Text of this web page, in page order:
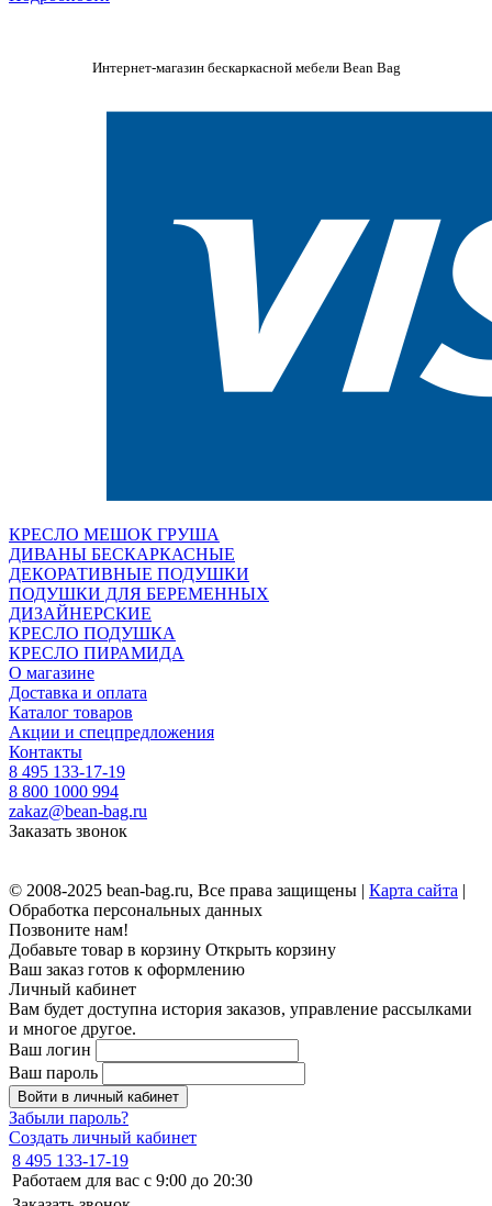
Интернет-магазин бескаркасной мебели Bean Bag
КРЕСЛО МЕШОК ГРУША
ДИВАНЫ БЕСКАРКАСНЫЕ
ДЕКОРАТИВНЫЕ ПОДУШКИ
ПОДУШКИ ДЛЯ БЕРЕМЕННЫХ
ДИЗАЙНЕРСКИЕ
КРЕСЛО ПОДУШКА
КРЕСЛО ПИРАМИДА
О магазине
Доставка и оплата
Каталог товаров
Акции и спецпредложения
Контакты
8 495 133-17-19
8 800 1000 994
zakaz@bean-bag.ru
Заказать звонок
© 2008-2025 bean-bag.ru, Все права защищены | Карта сайта |
Обработка персональных данных
Позвоните нам!
Добавьте товар в корзину Открыть корзину
Ваш заказ готов к оформлению
Личный кабинет
Вам будет доступна история заказов, управление рассылками
и многое другое.
Ваш логин
Ваш пароль
Войти в личный кабинет
Забыли пароль?
Создать личный кабинет
8 495 133-17-19
Работаем для вас с 9:00 до 20:30